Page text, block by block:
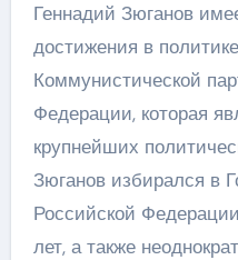
Геннадий Зюганов
достижения в
Коммунистической
Федерации, которая
крупнейших
Зюганов избирался в
Российской
лет, а также